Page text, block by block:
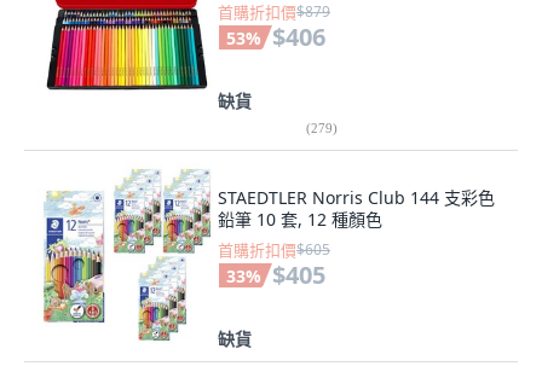
首購折扣價$879
53% $406
缺貨
(279)
STAEDTLER Norris Club 144 支彩色
鉛筆 10 套, 12 種顏色
首購折扣價$605
33% $405
缺貨